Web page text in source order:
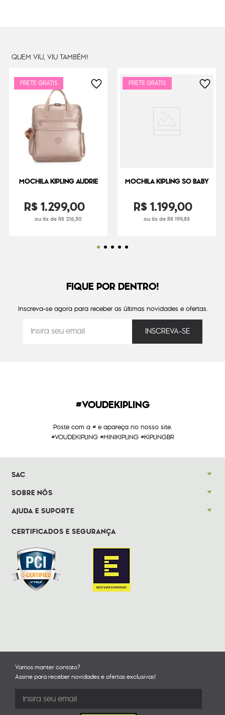
QUEM VIU, VIU TAMBÉM!
FRETE GRÁTIS
MOCHILA KIPLING AUDRIE
R$1.299,00
ou 6x de R$ 216,50
FRETE GRÁTIS
MOCHILA KIPLING SO BABY
R$1.199,00
ou 6x de R$ 199,83
FIQUE POR DENTRO!
Inscreva-se agora para receber as últimas novidades e ofertas.
#VOUDEKIPLING
Poste com a # e apareça no nosso site.
#VOUDEKIPLING #MINIKIPLING #KIPLINGBR
SAC
SOBRE NÓS
AJUDA E SUPORTE
CERTIFICADOS E SEGURANÇA
Vamos manter contato?
Assine para receber novidades e ofertas exclusivas!